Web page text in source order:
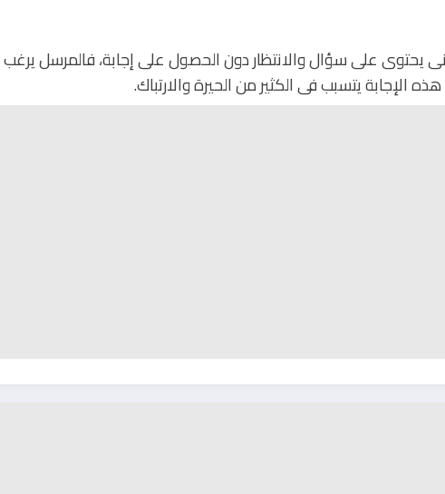
يحتوى على سؤال والانتظار دون الحصول على إجابة، فالمرسل
يتسبب فى الكثير من الحيرة والارتباك.